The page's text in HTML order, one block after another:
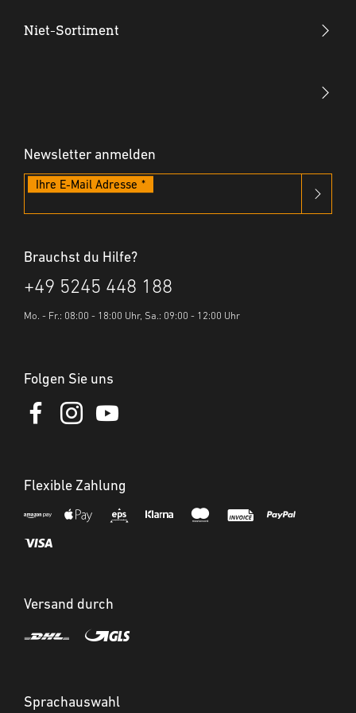
Hammertacker
Niet-Sortiment
Blindnietmuttern
Newsletter anmelden
Ihre E-Mail Adresse
Brauchst du Hilfe?
+49 5245 448 188
Mo. - Fr.: 08:00 - 18:00 Uhr, Sa.: 09:00 - 12:00 Uhr
Folgen Sie uns
Flexible Zahlung
Versand durch
Sprachauswahl